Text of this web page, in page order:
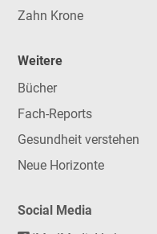
Zahn Krone
Weitere
Bücher
Fach-Reports
Gesundheit verstehen
Neue Horizonte
Social Media